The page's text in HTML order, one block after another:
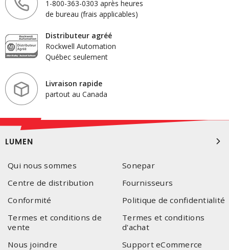
1-800-363-0303 après heures
de bureau (frais applicables)
Distributeur agréé
Rockwell Automation
Québec seulement
Livraison rapide
partout au Canada
LUMEN
Qui nous sommes
Sonepar
Centre de distribution
Fournisseurs
Conformité
Politique de confidentialité
Termes et conditions de
vente
Termes et conditions
d'achat
Nous joindre
Support eCommerce